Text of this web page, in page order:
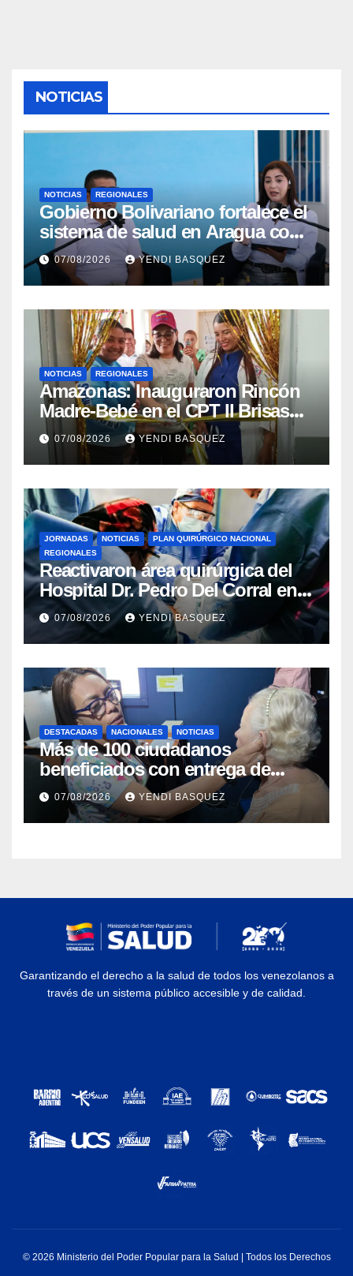
NOTICIAS
NOTICIAS REGIONALES
Gobierno Bolivariano fortalece el
sistema de salud en Aragua con
la reinauguración del CDI La
Mora
07/08/2026 YENDI BASQUEZ
NOTICIAS REGIONALES
​Amazonas: Inauguraron Rincón
Madre-Bebé en el CPT II Brisas
del Aeropuerto ​Inauguraron
Rincón
07/08/2026 YENDI BASQUEZ
JORNADAS NOTICIAS
PLAN QUIRÚRGICO NACIONAL
REGIONALES
Reactivaron área quirúrgica del
Hospital Dr. Pedro Del Corral en
Guárico
07/08/2026 YENDI BASQUEZ
DESTACADAS NACIONALES NOTICIAS
Más de 100 ciudadanos
beneficiados con entrega de
prótesis auditivas en el Centro de
Rehabilitación J.J. Arvelo
07/08/2026 YENDI BASQUEZ
Garantizando el derecho a la salud de todos los venezolanos a
través de un sistema público accesible y de calidad.
© 2026 Ministerio del Poder Popular para la Salud | Todos los Derechos